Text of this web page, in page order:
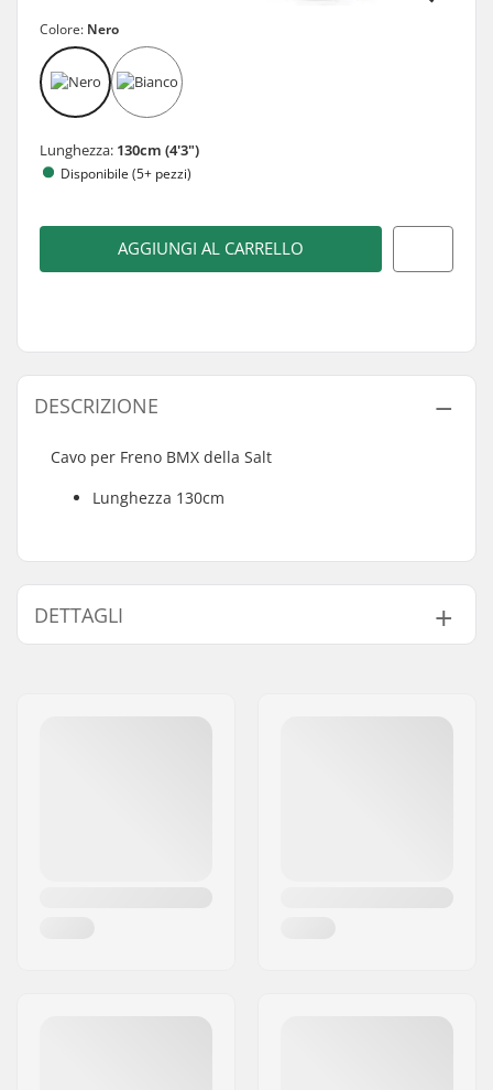
Colore: Nero
Lunghezza: 130cm (4'3")
Disponibile (5+ pezzi)
AGGIUNGI AL CARRELLO
DESCRIZIONE
Cavo per Freno BMX della Salt
Lunghezza 130cm
DETTAGLI